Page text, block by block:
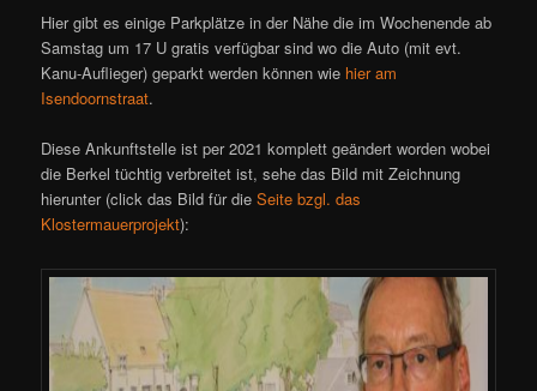
Hier gibt es einige Parkplätze in der Nähe die im Wochenende ab
Samstag um 17 U gratis verfügbar sind wo die Auto (mit evt.
Kanu-Auflieger) geparkt werden können wie hier am
Isendoornstraat.
Diese Ankunftstelle ist per 2021 komplett geändert worden wobei
die Berkel tüchtig verbreitet ist, sehe das Bild mit Zeichnung
hierunter (click das Bild für dieSeite bzgl. das
Klostermauerprojekt):